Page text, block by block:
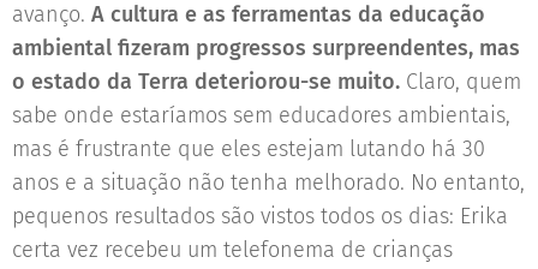
avanço. A cultura e as ferramentas da educação
ambiental fizeram progressos surpreendentes, mas
o estado da Terra deteriorou-se muito. Claro, quem
sabe onde estaríamos sem educadores ambientais,
mas é frustrante que eles estejam lutando há 30
anos e a situação não tenha melhorado. No entanto,
pequenos resultados são vistos todos os dias: Erika
certa vez recebeu um telefonema de crianças